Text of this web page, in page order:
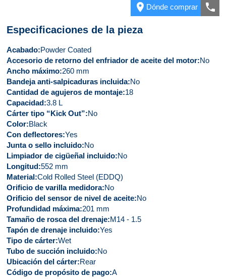
place Dónde comprar call
Especificaciones de la pieza
Acabado Powder Coated
Accesorio de retorno del enfriador de aceite del motor No
Ancho máximo 260 mm
Bandeja anti-salpicaduras incluida No
Cantidad de agujeros de montaje 18
Capacidad 3.8 L
Cárter tipo “Kick Out” No
Color Black
Con deflectores Yes
Junta o sello incluido No
Limpiador de cigüeñal incluido No
Longitud 552 mm
Material Cold Rolled Steel (EDDQ)
Orificio de varilla medidora No
Orificio del sensor de nivel de aceite No
Profundidad máxima 201 mm
Tamaño de rosca del drenaje M14 - 1.5
Tapón de drenaje incluido Yes
Tipo de cárter Wet
Tubo de succión incluido No
Ubicación del cárter Rear
Código de propósito de pago A